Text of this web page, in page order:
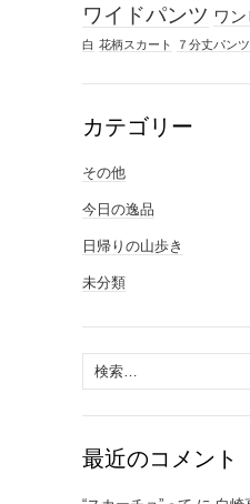
ワイドパンツ ワ
白 花柄スカート ７分丈パンツ
カテゴリー
その他
今日の逸品
日帰りの山歩き
未分類
検
索:
最近のコメント